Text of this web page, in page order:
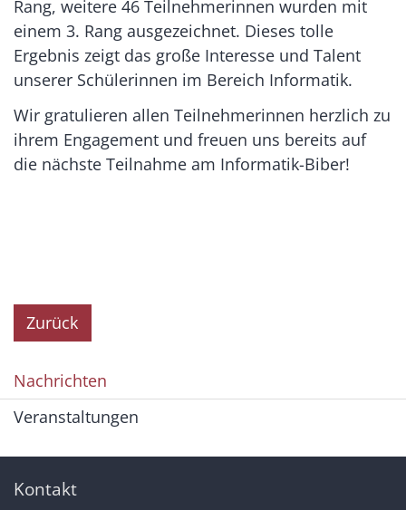
Rang, weitere 46 Teilnehmerinnen wurden mit
einem 3. Rang ausgezeichnet. Dieses tolle
Ergebnis zeigt das große Interesse und Talent
unserer Schülerinnen im Bereich Informatik.
Wir gratulieren allen Teilnehmerinnen herzlich zu
ihrem Engagement und freuen uns bereits auf
die nächste Teilnahme am Informatik-Biber!
Zurück
Nachrichten
Veranstaltungen
Kontakt